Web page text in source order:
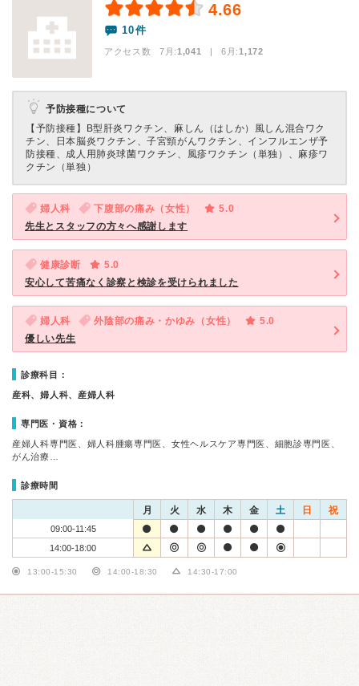
4.66
10件
アクセス数 7月:1,041 | 6月:1,172
予防接種について
【予防接種】
B型肝炎ワクチン、麻しん（はしか）風しん混合ワク
チン、日本脳炎ワクチン、子宮頸がんワクチン、インフルエンザ予
防接種、成人用肺炎球菌ワクチン、風疹ワクチン（単独）、麻疹ワ
クチン（単独）
婦人科 下腹部の痛み（女性）
5.0
先生とスタッフの方々へ感謝します
健康診断
5.0
安心して苦痛なく診察と検診を受けられました
婦人科 外陰部の痛み・かゆみ（女性）
5.0
優しい先生
診療科目：
産科、婦人科、産婦人科
専門医・資格：
産婦人科専門医、婦人科腫瘍専門医、女性ヘルスケア専門医、細胞診専門医、
がん治療…
診療時間
月 火 水 木 金 土 日 祝
09:00-11:45
14:00-18:00
13:00-15:30 14:00-18:30 14:30-17:00